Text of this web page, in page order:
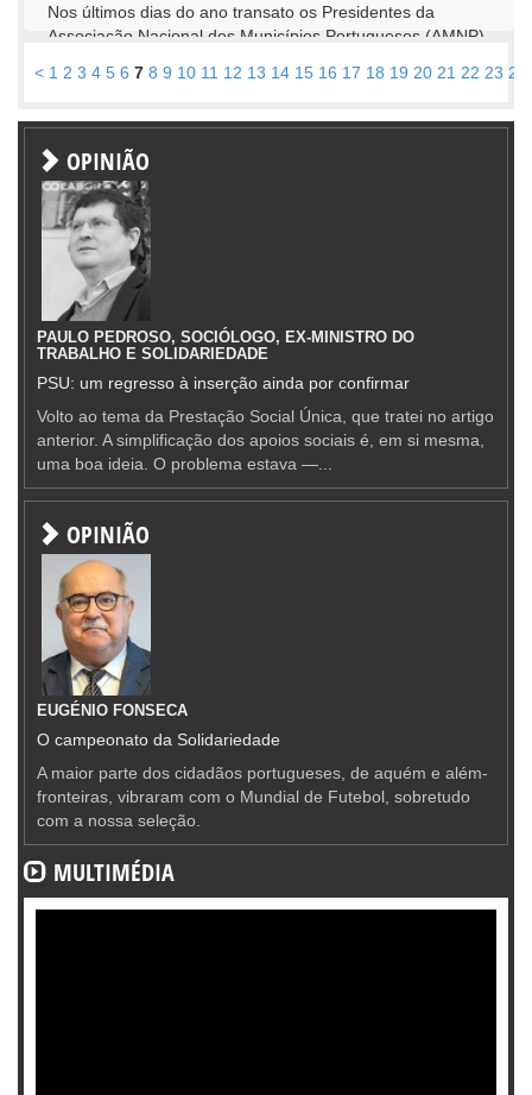
Nos últimos dias do ano transato os Presidentes da
Associação Nacional dos Municípios Portugueses (AMNP),
< 1 2 3 4 5 6 7 8 9 10 11 12 13 14 15 16 17 18 19 20 21 22 23 24
OPINIÃO
PAULO PEDROSO, SOCIÓLOGO, EX-MINISTRO DO
TRABALHO E SOLIDARIEDADE
PSU: um regresso à inserção ainda por confirmar
Volto ao tema da Prestação Social Única, que tratei no artigo
anterior. A simplificação dos apoios sociais é, em si mesma,
uma boa ideia. O problema estava —...
OPINIÃO
EUGÉNIO FONSECA
O campeonato da Solidariedade
A maior parte dos cidadãos portugueses, de aquém e além-
fronteiras, vibraram com o Mundial de Futebol, sobretudo
com a nossa seleção.
MULTIMÉDIA